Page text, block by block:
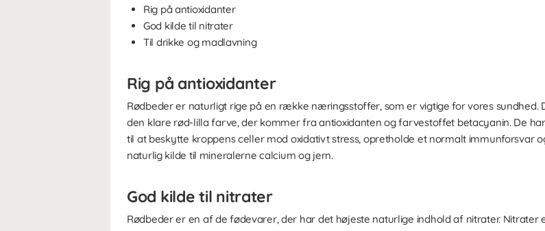
Rig på antioxidanter
God kilde til nitrater
Til drikke og madlavning
Rig på antioxidanter
Rødbeder er naturligt rige på en række næringsstoffer, som er vigtige for vores sundhed.
den klare rød-lilla farve, der kommer fra antioxidanten og farvestoffet betacyanin. De
til at beskytte kroppens celler mod oxidativt stress, opretholde et normalt immunforsvar
naturlig kilde til mineralerne calcium og jern.
God kilde til nitrater
Rødbeder er en af de fødevarer, der har det højeste naturlige indhold af nitrater. Nitrater